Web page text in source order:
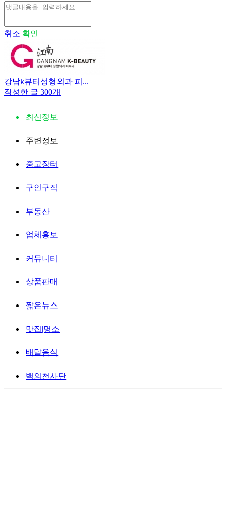
취소 확인
강남k뷰티성형외과 피...
작성한 글 300개
최신정보
주변정보
중고장터
구인구직
부동산
업체홍보
커뮤니티
상품판매
짧은뉴스
맛집|명소
배달음식
백의천사단